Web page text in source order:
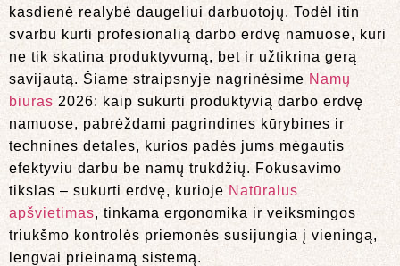
kasdienė realybė daugeliui darbuotojų. Todėl itin
svarbu kurti profesionalią darbo erdvę namuose, kuri
ne tik skatina produktyvumą, bet ir užtikrina gerą
savijautą. Šiame straipsnyje nagrinėsime Namų
biuras 2026: kaip sukurti produktyvią darbo erdvę
namuose, pabrėždami pagrindines kūrybines ir
technines detales, kurios padės jums mėgautis
efektyviu darbu be namų trukdžių. Fokusavimo
tikslas – sukurti erdvę, kurioje Natūralus
apšvietimas, tinkama ergonomika ir veiksmingos
triukšmo kontrolės priemonės susijungia į vieningą,
lengvai prieinamą sistemą.